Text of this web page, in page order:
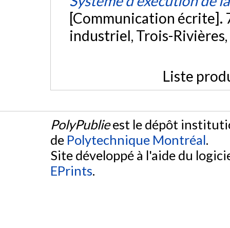
[Communication écrite].
industriel, Trois-
Liste
PolyPublieest le dépôt
de Polytechnique Montréal.
Site développé à l'aide du
EPrints.